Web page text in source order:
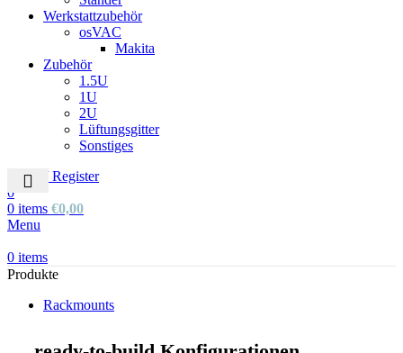
Werkstattzubehör
osVAC
Makita
Zubehör
1.5U
1U
2U
Lüftungsgitter
Sonstiges
Login / Register
0
0 items €0,00
Menu
0 items
Produkte
Rackmounts